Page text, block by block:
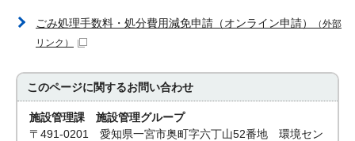
ごみ処理手数料・処分費用減免申請（オンライン申請）
（外部
リンク）
このページに関するお問い合わせ
施設管理課 施設管理グループ
〒491-0201 愛知県一宮市奥町字六丁山52番地 環境セン